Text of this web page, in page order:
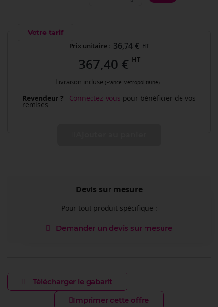
Votre tarif
Prix unitaire : 36,74 € HT
367,40 € HT
Livraison incluse (France Métropolitaine)
Revendeur ? Connectez-vous pour bénéficier de vos
remises.
Devis sur mesure
Pour tout produit spécifique :
Demander un devis sur mesure
Télécharger le gabarit
Imprimer cette offre